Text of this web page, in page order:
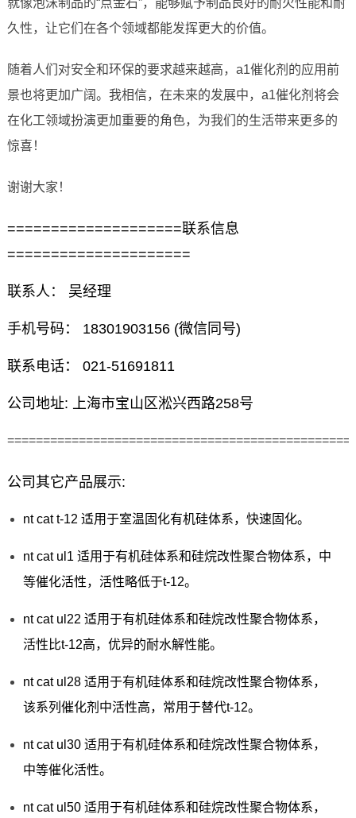
就像泡沫制品的“点金石”，能够赋予制品良好的耐火性能和耐
久性，让它们在各个领域都能发挥更大的价值。
随着人们对安全和环保的要求越来越高，a1催化剂的应用前
景也将更加广阔。我相信，在未来的发展中，a1催化剂将会
在化工领域扮演更加重要的角色，为我们的生活带来更多的
惊喜！
谢谢大家！
====================联系信息
=====================
联系人： 吴经理
手机号码： 18301903156 (微信同号)
联系电话： 021-51691811
公司地址: 上海市宝山区淞兴西路258号
公司其它产品展示:
nt cat t-12 适用于室温固化有机硅体系，快速固化。
nt cat ul1 适用于有机硅体系和硅烷改性聚合物体系，中
等催化活性，活性略低于t-12。
nt cat ul22 适用于有机硅体系和硅烷改性聚合物体系，
活性比t-12高，优异的耐水解性能。
nt cat ul28 适用于有机硅体系和硅烷改性聚合物体系，
该系列催化剂中活性高，常用于替代t-12。
nt cat ul30 适用于有机硅体系和硅烷改性聚合物体系，
中等催化活性。
nt cat ul50 适用于有机硅体系和硅烷改性聚合物体系，